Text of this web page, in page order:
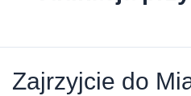
Zajrzyjcie do